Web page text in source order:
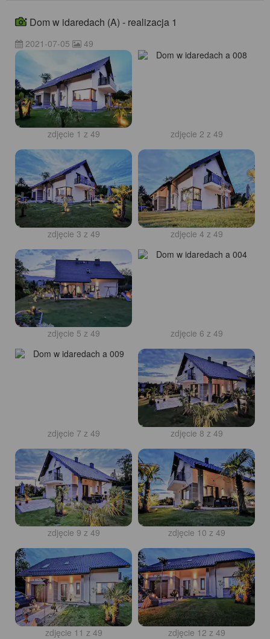
Dom w idaredach (A) - realizacja 1
2021-07-05 49
zdjęcie 1 z 49 zdjęcie 2 z 49
zdjęcie 3 z 49 zdjęcie 4 z 49
zdjęcie 5 z 49 zdjęcie 6 z 49
zdjęcie 7 z 49 zdjęcie 8 z 49
zdjęcie 9 z 49 zdjęcie 10 z 49
zdjęcie 11 z 49 zdjęcie 12 z 49